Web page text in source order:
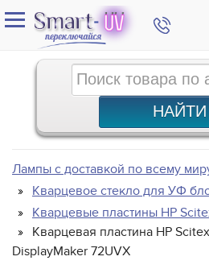
Лампы с доставкой по всему
Кварцевое стекло для УФ
Кварцевые пластины HP
Кварцевая пластина HP
DisplayMaker 72UVX